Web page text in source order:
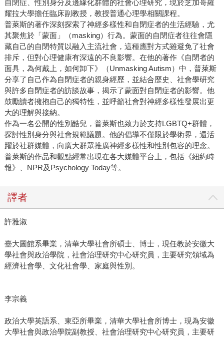
自閉症、性別身分及邊緣化群體的社會心理研究，現於芝加哥羅
耀拉大學擔任臨床副教授，教授普通心理學相關課程。
普萊斯的著作深刻探索了神經多樣性和自閉症者的生活經驗，尤
其聚焦於「蒙面」（masking）行為。蒙面的自閉症者往往會隱
藏自己的自閉特質以融入主流社會，這種應對方式雖避免了社會
排斥，但對心理健康有深遠的不良影響。在他的著作《自閉者的
面具，為何戴上，如何卸下》（Unmasking Autism）中，普萊斯
分享了自己作為自閉症者的親身經歷，並結合歷史、社會學研究
與許多自閉症者的訪談故事，揭示了蒙面對自閉症者的影響。他
鼓勵讀者擁抱自己的獨特性，並呼籲社會對神經多樣性發展出更
大的理解與接納。
作為一名公開的性別酷兒，普萊斯也致力於支持LGBTQ+群體，
探討性別身分與社會規範議題。他的倡導不僅限於學術界，還活
躍於社群媒體，向廣大群眾推廣神經多樣性和性別包容的理念。
普萊斯的作品和觀點經常出現在各大媒體平台上，包括《紐約時
報》、NPR及Psychology Today等。
譯者
許雅淑
臺大圖館系畢業，清華大學社會所碩士、博士，現任教於安徽大
學社會與政治學院，社會治理研究中心研究員，主要研究領域為
經濟社會學、文化社會學、家庭與性別。
李宗義
政治大學英語系、東亞所畢業，清華大學社會所博士，現為安徽
大學社會與政治學院副教授、社會治理研究中心研究員，主要研